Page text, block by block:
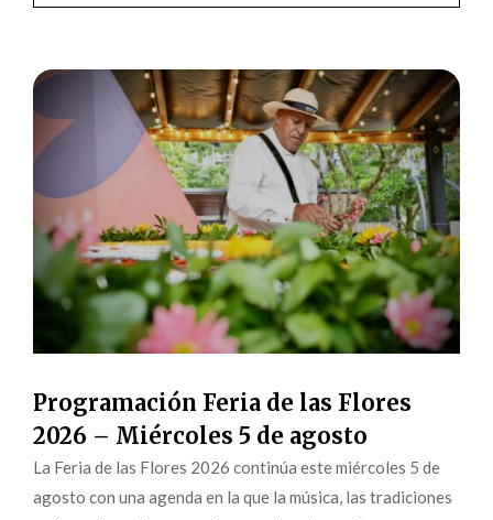
Programación Feria de las Flores
2026 – Miércoles 5 de agosto
La Feria de las Flores 2026 continúa este miércoles 5 de
agosto con una agenda en la que la música, las tradiciones